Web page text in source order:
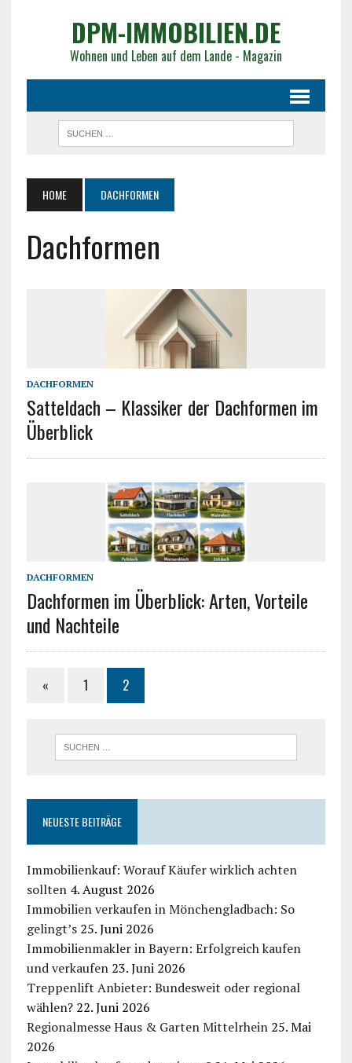
DPM-IMMOBILIEN.DE
Wohnen und Leben auf dem Lande - Magazin
HOME DACHFORMEN
Dachformen
DACHFORMEN
Satteldach – Klassiker der Dachformen im
Überblick
DACHFORMEN
Dachformen im Überblick: Arten, Vorteile
und Nachteile
« 1 2
NEUESTE BEITRÄGE
Immobilienkauf: Worauf Käufer wirklich achten
sollten 4. August 2026
Immobilien verkaufen in Mönchengladbach: So
gelingt’s 25. Juni 2026
Immobilienmakler in Bayern: Erfolgreich kaufen
und verkaufen 23. Juni 2026
Treppenlift Anbieter: Bundesweit oder regional
wählen? 22. Juni 2026
Regionalmesse Haus & Garten Mittelrhein 25. Mai
2026